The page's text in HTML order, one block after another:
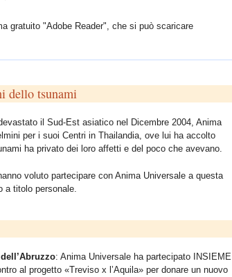
gratuito "Adobe Reader", che si può scaricare
dello tsunami
il Sud-Est asiatico nel Dicembre 2004, Anima
per i suoi Centri in Thailandia, ove lui ha accolto
ha privato dei loro affetti e del poco che avevano.
voluto partecipare con Anima Universale a questa
a titolo personale.
: Anima Universale ha partecipato INSIEME
al progetto «Treviso x l’Aquila» per donare un nuovo